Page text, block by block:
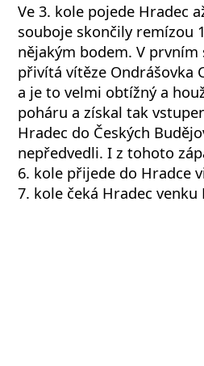
Ve 3. kole pojede Hradec
souboje skončily remízou
nějakým bodem. V
přivítá vítěze Ondrášovka
a je to velmi obtížný a
poháru a získal tak
Hradec do Českých
nepředvedli. I z tohoto
6. kole přijede do Hradce
7. kole čeká Hradec venku